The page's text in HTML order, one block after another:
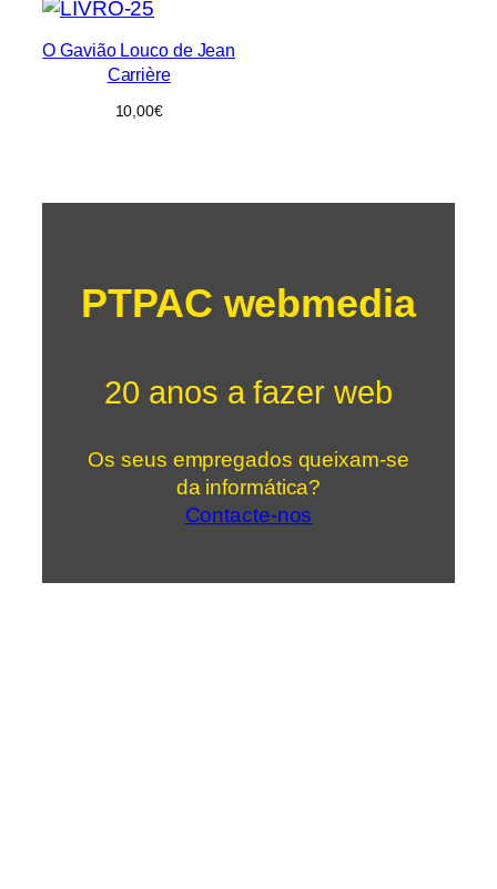
O Gavião Louco de Jean
Carrière
10,00€
PTPAC webmedia
20 anos a fazer web
Os seus empregados queixam-se
da informática?
Contacte-nos